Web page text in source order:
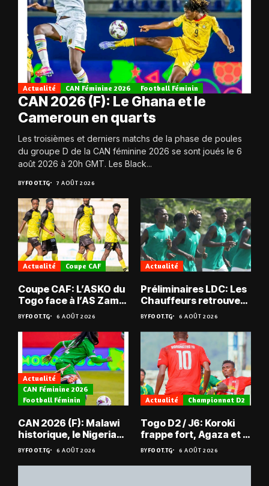
Actualité CAN Féminine 2026 Football Féminin
CAN 2026 (F): Le Ghana et le
Cameroun en quarts
Les troisièmes et derniers matchs de la phase de poules
du groupe D de la CAN féminine 2026 se sont joués le 6
août 2026 à 20h GMT. Les Black...
BYFOOT.TG 7 AOÛT 2026
Actualité Coupe CAF
Coupe CAF: L’ASKO du
Togo face à l’AS Zam
du Niger
BYFOOT.TG 6 AOÛT 2026
Actualité
Préliminaires LDC: Les
Chauffeurs retrouvent
les Mimos
BYFOOT.TG 6 AOÛT 2026
Actualité
CAN Féminine 2026
Football Féminin
CAN 2026 (F): Malawi
historique, le Nigeria
sauvé, la Zambie
éliminée
BYFOOT.TG 6 AOÛT 2026
Actualité Championnat D2
Togo D2 / J6: Koroki
frappe fort, Agaza et la
JCA assurent,
suspense avant Sara
FC – Doumbé FC
BYFOOT.TG 6 AOÛT 2026